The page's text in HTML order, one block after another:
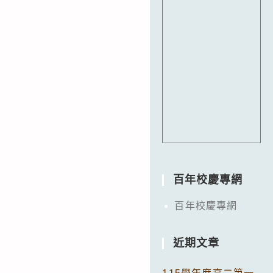
百年校慶專網
百年校慶專網
近期文章